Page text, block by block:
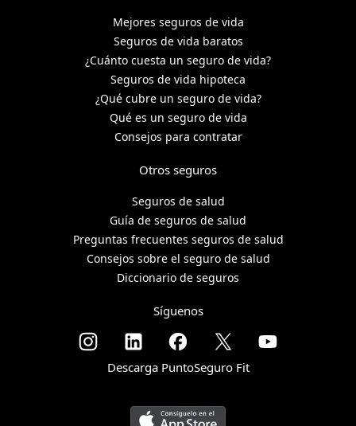
Mejores seguros de vida
Seguros de vida baratos
¿Cuánto cuesta un seguro de vida?
Seguros de vida hipoteca
¿Qué cubre un seguro de vida?
Qué es un seguro de vida
Consejos para contratar
Otros seguros
Seguros de salud
Guía de seguros de salud
Preguntas frecuentes seguros de salud
Consejos sobre el seguro de salud
Diccionario de seguros
Síguenos
Descarga PuntoSeguro Fit